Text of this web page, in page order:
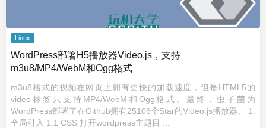
Linux
WordPress部署H5播放器Video.js，支持
m3u8/MP4/WebM和Ogg格式
m3u8格式的视频在网页上拥有更快的加载速度，但是HTML5的
video标签只支持MP4/WebM和Ogg格式。最终，虫子菌为
WordPress部署了在Github拥有25106个Star的Video.js播放器。 1.
全局引入 1.1 CSS 打开wordpress主题目 ...